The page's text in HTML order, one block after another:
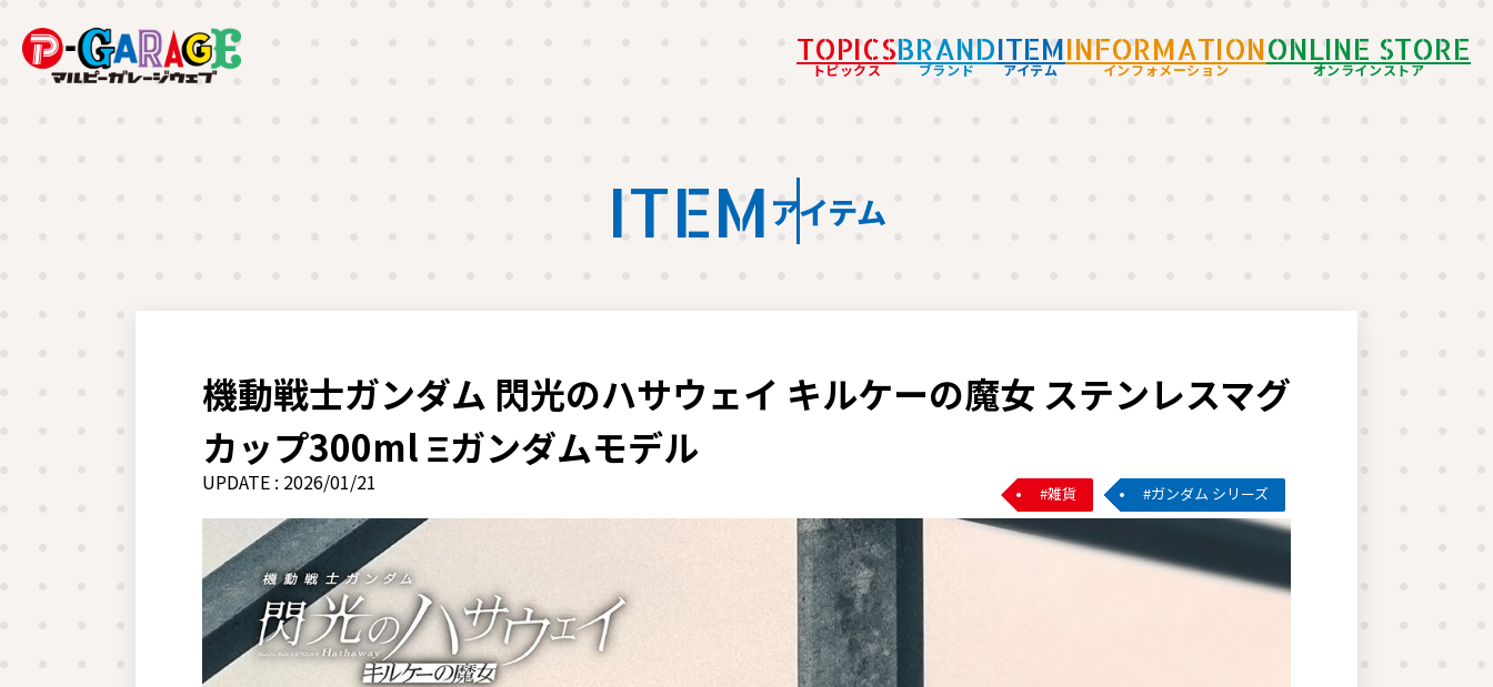
TOPICS
トピックス
BRAND
ブランド
ITEM
アイテム
INFORMATION
インフォメーション
ONLINE STORE
オンラインストア
ITEM アイテム
機動戦士ガンダム 閃光のハサウェイ キルケーの魔女 ステンレスマグ
カップ300ml Ξガンダムモデル
UPDATE : 2026/01/21 雑貨 ガンダム シリーズ